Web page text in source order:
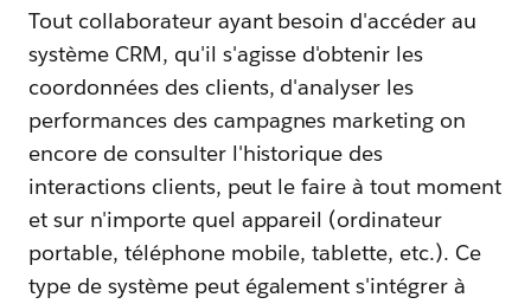
Tout collaborateur ayant besoin d'accéder au
système CRM, qu'il s'agisse d'obtenir les
coordonnées des clients, d'analyser les
performances des campagnes marketing on
encore de consulter l'historique des
interactions clients, peut le faire à tout moment
et sur n'importe quel appareil (ordinateur
portable, téléphone mobile, tablette, etc.). Ce
type de système peut également s'intégrer à